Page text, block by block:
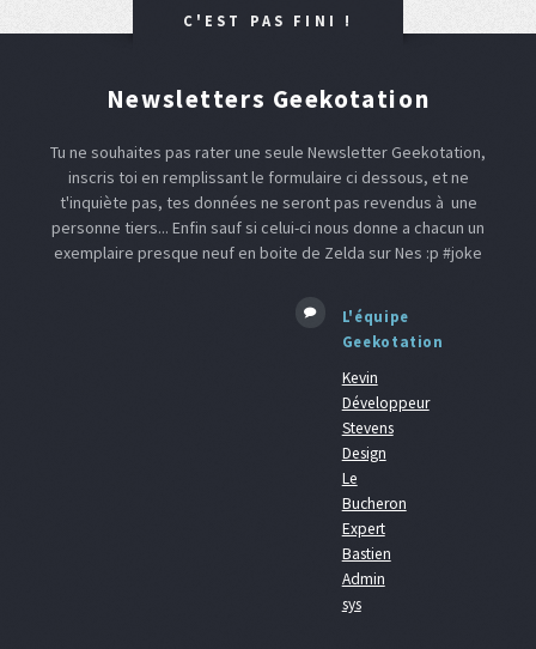
C'EST PAS FINI !
Newsletters Geekotation
Tu ne souhaites pas rater une seule Newsletter Geekotation,
inscris toi en remplissant le formulaire ci dessous, et ne
t'inquiète pas, tes données ne seront pas revendus à une
personne tiers... Enfin sauf si celui-ci nous donne a chacun un
exemplaire presque neuf en boite de Zelda sur Nes :p #joke
L'équipe
Geekotation
Kevin
Développeur
Stevens
Design
Le
Bucheron
Expert
Bastien
Admin
sys